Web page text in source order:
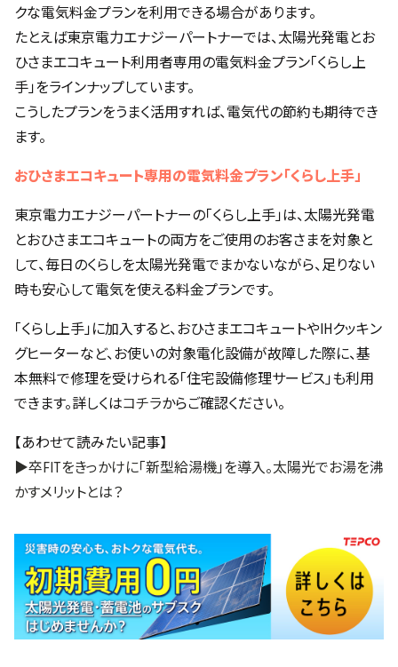
クな電気料金プランを利用できる場合があります。
たとえば東京電力エナジーパートナーでは、太陽光発電とお
ひさまエコキュート利用者専用の電気料金プラン「くらし上
手」をラインナップしています。
こうしたプランをうまく活用すれば、電気代の節約も期待でき
ます。
おひさまエコキュート専用の電気料金プラン「くらし上手」
東京電力エナジーパートナーの「くらし上手」は、太陽光発電
とおひさまエコキュートの両方をご使用のお客さまを対象と
して、毎日のくらしを太陽光発電でまかないながら、足りない
時も安心して電気を使える料金プランです。
「くらし上手」に加入すると、おひさまエコキュートやIHクッキン
グヒーターなど、お使いの対象電化設備が故障した際に、基
本無料で修理を受けられる「住宅設備修理サービス」も利用
できます。詳しくはコチラからご確認ください。
【あわせて読みたい記事】
▶卒FITをきっかけに「新型給湯機」を導入。太陽光でお湯を沸
かすメリットとは？